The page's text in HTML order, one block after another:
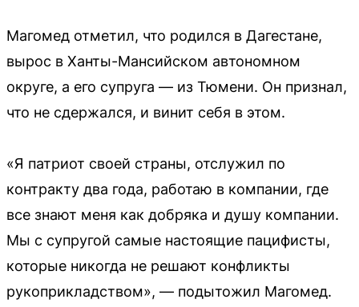
Магомед отметил, что родился в Дагестане,
вырос в Ханты-Мансийском автономном
округе, а его супруга — из Тюмени. Он признал,
что не сдержался, и винит себя в этом.
«Я патриот своей страны, отслужил по
контракту два года, работаю в компании, где
все знают меня как добряка и душу компании.
Мы с супругой самые настоящие пацифисты,
которые никогда не решают конфликты
рукоприкладством», — подытожил Магомед.